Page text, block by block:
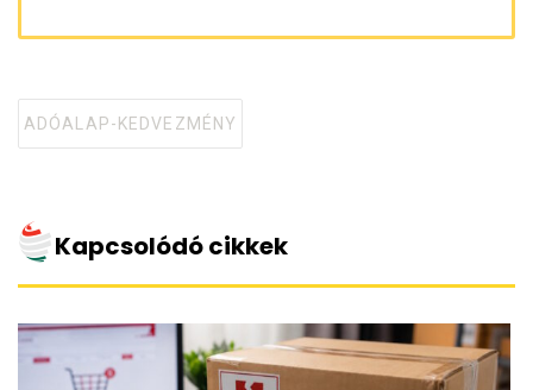
Tagged
ADÓALAP-KEDVEZMÉNY
Kapcsolódó cikkek